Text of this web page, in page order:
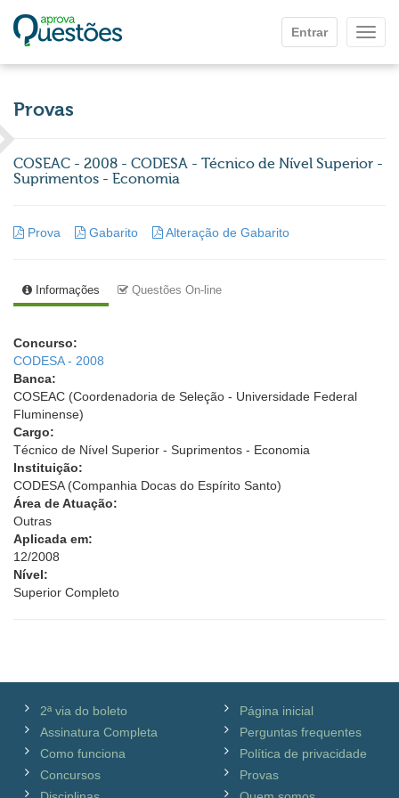
Entrar
Provas
COSEAC - 2008 - CODESA - Técnico de Nível Superior -
Suprimentos - Economia
Prova Gabarito Alteração de Gabarito
Informações Questões On-line
Concurso:
CODESA - 2008
Banca:
COSEAC (Coordenadoria de Seleção - Universidade Federal
Fluminense)
Cargo:
Técnico de Nível Superior - Suprimentos - Economia
Instituição:
CODESA (Companhia Docas do Espírito Santo)
Área de Atuação:
Outras
Aplicada em:
12/2008
Nível:
Superior Completo
2ª via do boleto
Assinatura Completa
Como funciona
Concursos
Página inicial
Perguntas frequentes
Política de privacidade
Provas